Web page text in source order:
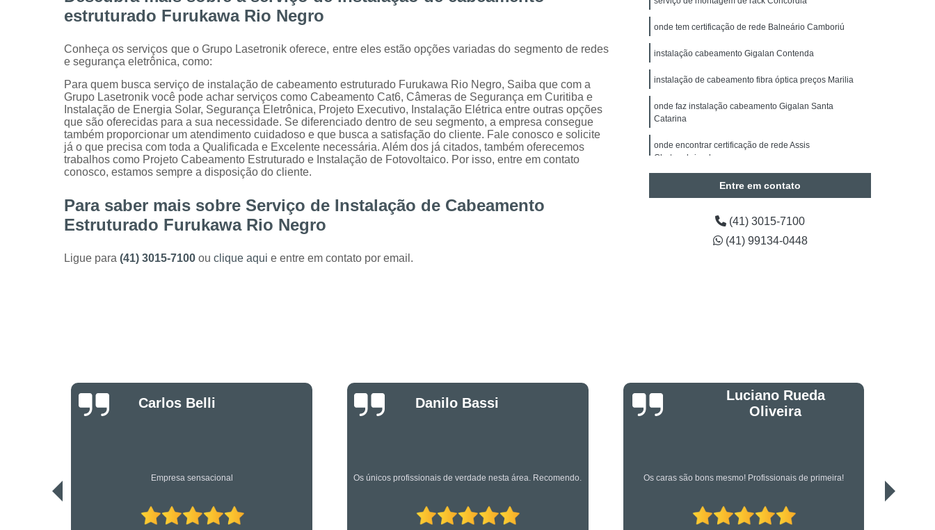
Instalação de Alarme Perimetral
Instalação de Sistemas de Alarmes de Intrusão
Manutenção de Segurança Eletrônica
Manutenção de Segurança Eletrônica Curitiba
Manutenção de Segurança Eletrônica Paraná
Instalação Câmeras BOSCH
Instalação Câmeras Hikvision
Instalação de CFTV
Instalação de Câmera de Segurança
Instalação de Câmera de Segurança Curitiba
Instalação de Câmera de Segurança Paraná
Instalação de Câmeras Axis
Instalação de Câmeras Intelbras
Instalação de Sistema de Análise de Vídeo
Desenvolvimento de Projetos em Automação
Desenvolvimento de Projetos em Automação Curitiba
Desenvolvimento de Projetos em Automação Paraná
Suporte Técnico em Segurança Eletrônica
Suporte Técnico em TI
estruturado Furukawa Rio Negro
Conheça os serviços que o Grupo Lasetronik oferece, entre eles estão opções variadas do segmento de redes
e segurança eletrônica, como:
Para quem busca serviço de instalação de cabeamento estruturado Furukawa Rio Negro, Saiba que com a
Grupo Lasetronik você pode achar serviços como Cabeamento Cat6, Câmeras de Segurança em Curitiba e
Instalação de Energia Solar, Segurança Eletrônica, Projeto Executivo, Instalação Elétrica entre outras opções
que são oferecidas para a sua necessidade. Se diferenciado dentro de seu segmento, a empresa consegue
também proporcionar um atendimento cuidadoso e que busca a satisfação do cliente. Fale conosco e solicite
já o que precisa com toda a Qualificada e Excelente necessária. Além dos já citados, também oferecemos
trabalhos como Projeto Cabeamento Estruturado e Instalação de Fotovoltaico. Por isso, entre em contato
conosco, estamos sempre a disposição do cliente.
Para saber mais sobre Serviço de Instalação de Cabeamento
Estruturado Furukawa Rio Negro
Ligue para (41) 3015-7100 ou clique aqui e entre em contato por email.
onde tem certificação de rede Balneário Camboriú
instalação cabeamento Gigalan Contenda
instalação de cabeamento fibra óptica preços Marilia
onde faz instalação cabeamento Gigalan Santa
Catarina
onde encontrar certificação de rede Assis
Chateaubriand
Entre em contato
(41) 3015-7100
(41) 99134-0448
Danilo Bassi
Os únicos profissionais de verdade nesta área. Recomendo.
Luciano Rueda
Oliveira
Os caras são bons mesmo! Profissionais de primeira! Serviço de qualidade!